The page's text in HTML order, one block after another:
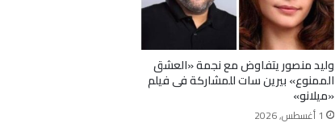
وليد منصور يتفاوض مع نجمة «العشق
الممنوع» بيرين سات للمشاركة فى فيلم
«ميلانو»
1 أغسطس, 2026